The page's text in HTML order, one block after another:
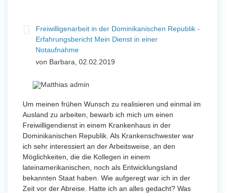
Freiwilligenarbeit in der Dominikanischen Republik -
Erfahrungsbericht Mein Dienst in einer
Notaufnahme
von Barbara, 02.02.2019
Um meinen frühen Wunsch zu realisieren und einmal im
Ausland zu arbeiten, bewarb ich mich um einen
Freiwilligendienst in einem Krankenhaus in der
Dominikanischen Republik. Als Krankenschwester war
ich sehr interessiert an der Arbeitsweise, an den
Möglichkeiten, die die Kollegen in einem
lateinamerikanischen, noch als Entwicklungsland
bekannten Staat haben. Wie aufgeregt war ich in der
Zeit vor der Abreise. Hatte ich an alles gedacht? Was